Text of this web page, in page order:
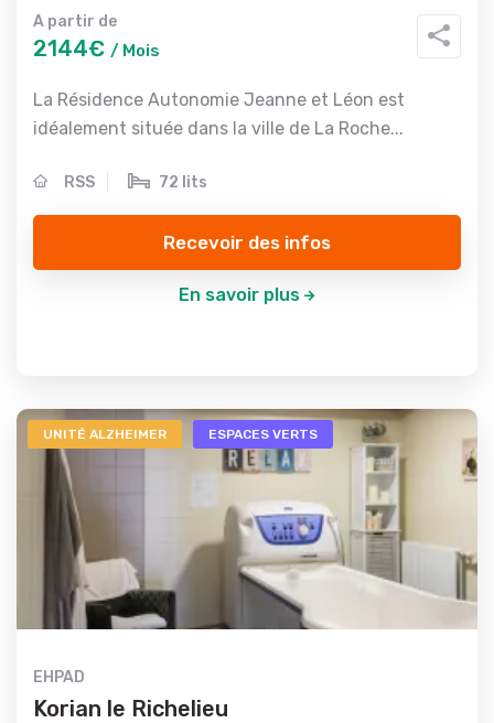
A partir de
2144€ / Mois
La Résidence Autonomie Jeanne et Léon est
idéalement située dans la ville de La Roche...
RSS 72 lits
Recevoir des infos
En savoir plus
UNITÉ ALZHEIMER ESPACES VERTS
EHPAD
Korian le Richelieu